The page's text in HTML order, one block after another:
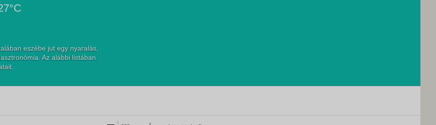
eszébe jut egy nyaralás,
Az alábbi listában